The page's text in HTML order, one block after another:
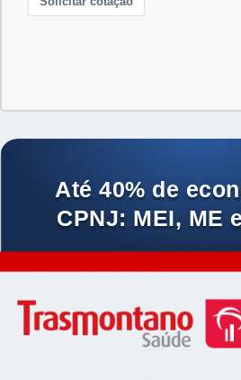
Até 40% de
CPNJ: MEI, ME